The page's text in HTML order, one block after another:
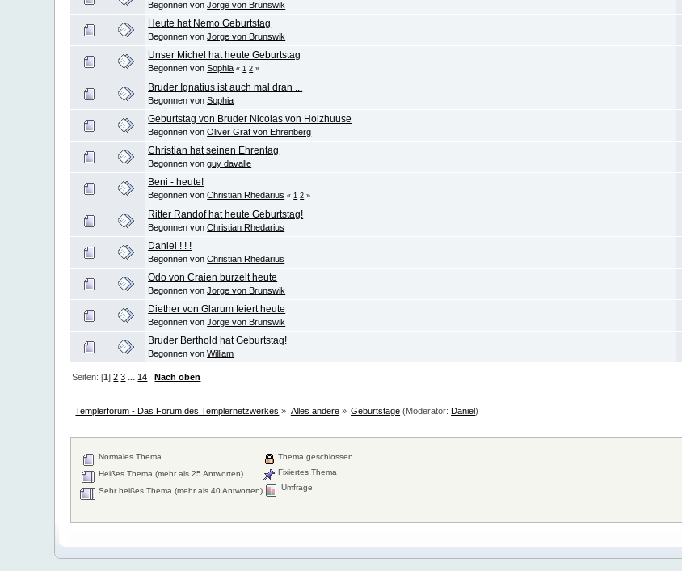
Begonnen vonJorge von Brunswik
Heute hat Nemo Geburtstag
Begonnen vonJorge von Brunswik
Unser Michel hat heute Geburtstag
Begonnen vonSophia «1 2 »
Bruder Ignatius ist auch mal dran ...
Begonnen vonSophia
Geburtstag von Bruder Nicolas von Holzhuuse
Begonnen vonOliver Graf von Ehrenberg
Christian hat seinen Ehrentag
Begonnen vonguy davalle
Beni - heute!
Begonnen vonChristian Rhedarius «1 2 »
Ritter Randof hat heute Geburtstag!
Begonnen vonChristian Rhedarius
Daniel ! ! !
Begonnen vonChristian Rhedarius
Odo von Craien burzelt heute
Begonnen vonJorge von Brunswik
Diether von Glarum feiert heute
Begonnen vonJorge von Brunswik
Bruder Berthold hat Geburtstag!
Begonnen vonWilliam
Seiten: [1]2 3 ... 14 Nach oben
Templerforum - Das Forum des Templernetzwerkes » Alles andere» Geburtstage (Moderator:Daniel)
Normales Thema
Heißes Thema (mehr als 25 Antworten)
Sehr heißes Thema (mehr als 40 Antworten)
Thema geschlossen
Fixiertes Thema
Umfrage